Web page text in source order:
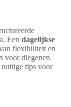
Een dagelijkse
flexibiliteit en
voor diegenen
tips voor